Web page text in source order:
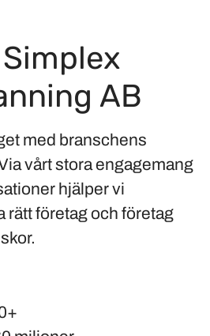
AB
med branschens
vårt stora engagemang
hjälper vi
rätt företag och företag